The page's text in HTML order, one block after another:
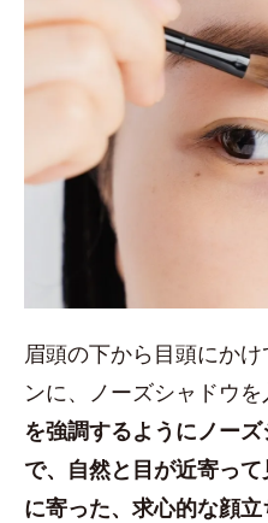
眉頭の下から目頭にか
ンに、ノーズシャドウを
を強調するようにノー
で、自然と目が近寄っ
に寄った、求心的な顔立